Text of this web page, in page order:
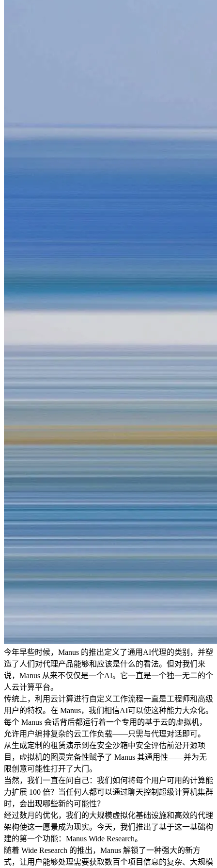
今年早些时候，Manus 的推出定义了通用AI代理的类别，并塑
造了人们对代理产品能够和应该是什么的看法。但对我们来
说，Manus 从来不仅仅是一个AI。它一直是一个独一无二的个
人云计算平台。
传统上，利用云计算进行自定义工作流程一直是工程师和高级
用户的特权。在 Manus，我们相信AI可以使这种能力大众化。
每个 Manus 会话背后都运行着一个专用的基于云的虚拟机，
允许用户编排复杂的云工作负载——只需与代理对话即可。
从生成定制的租赁演示到在安全沙箱中安全评估前沿开源项
目，虚拟机的 图灵完备性赋予了 Manus 其通用性——并为无
限创意可能性打开了大门。
当然，我们一直在问自己：我们如何将每个用户可用的计算能
力扩展 100 倍？当任何人都可以通过聊天控制超级计算机集群
时，会出现哪些新的可能性？
经过数月的优化，我们的大规模虚拟化基础设施和高效的代理
架构使这一愿景成为现实。今天，我们推出了基于这一基础构
建的第一个功能： Manus Wide Research。
随着 Wide Research 的推出，Manus 解锁了一种强大的新方
式，让用户能够处理需要获取数百个项目信息的复杂、大规模